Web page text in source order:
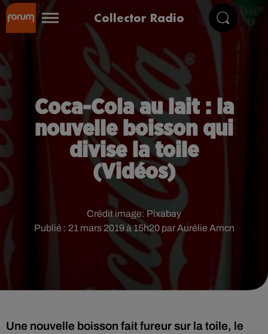
Collector Radio
Coca-Cola au lait : la
nouvelle boisson qui
divise la toile
(Vidéos)
Publié : 21 mars 2019 à 15h20 par Aurélie Amcn
Crédit image: Pixabay
Une nouvelle boisson fait fureur sur la toile, le